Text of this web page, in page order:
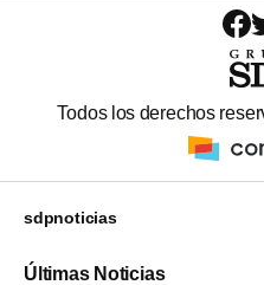
Todos los derechos
sdpnoticias
Últimas Noticias